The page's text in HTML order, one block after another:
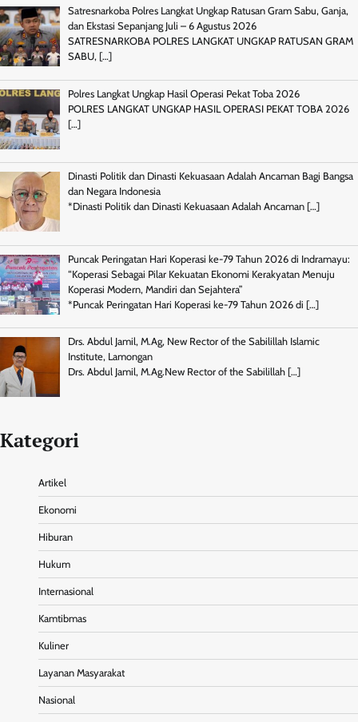
Satresnarkoba Polres Langkat Ungkap Ratusan Gram Sabu, Ganja,
dan Ekstasi Sepanjang Juli – 6 Agustus 2026
SATRESNARKOBA POLRES LANGKAT UNGKAP RATUSAN GRAM
SABU, […]
Polres Langkat Ungkap Hasil Operasi Pekat Toba 2026
POLRES LANGKAT UNGKAP HASIL OPERASI PEKAT TOBA 2026
[…]
Dinasti Politik dan Dinasti Kekuasaan Adalah Ancaman Bagi Bangsa
dan Negara Indonesia
*Dinasti Politik dan Dinasti Kekuasaan Adalah Ancaman […]
Puncak Peringatan Hari Koperasi ke-79 Tahun 2026 di Indramayu:
“Koperasi Sebagai Pilar Kekuatan Ekonomi Kerakyatan Menuju
Koperasi Modern, Mandiri dan Sejahtera”
*Puncak Peringatan Hari Koperasi ke-79 Tahun 2026 di […]
Drs. Abdul Jamil, M.Ag, New Rector of the Sabilillah Islamic
Institute, Lamongan
Drs. Abdul Jamil, M.Ag.New Rector of the Sabilillah […]
Kategori
Artikel
Ekonomi
Hiburan
Hukum
Internasional
Kamtibmas
Kuliner
Layanan Masyarakat
Nasional